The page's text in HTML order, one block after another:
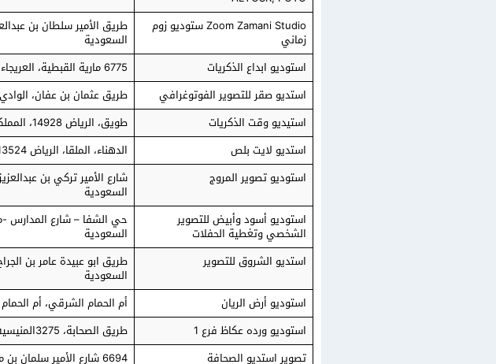
Zoom Zamani Studio ستوديو زوم
زماني السعودية
استوديو ابداع الذكريات 6775 مارية القبطية، العريجاء الغربية، الرياض 14913، المملكة العربية السعودية
استديو صقر للتصوير الفوتوغرافي
طريق عثمان بن عفان، الوادي، الرياض 13313، المملكة
استيديو وقت الذكريات
طويق، الرياض 14928، المملكة العربية السعودية
استديو لايت بلص
الدهناء، الملقا، الرياض 13524، المملكة العربية السعودية
استوديو تصوير المروج
السعودية
استوديو أسود وأبيض للتصوير
الشخصي وتغطية الحفلات
حي الشفا – شارع المدارس -
السعودية
استديو الشروق للتصوير
السعودية
استوديو أرض الريان أم الحمام الشرقي، أم الحمام العام، الرياض 12325،
استوديو ورده عكاظ فرع 1
طريق الصحابة، 3275المنيسيه، المنيسيه، الرياض، المملكة العربية السعودية
تصوير استديو الصحافة